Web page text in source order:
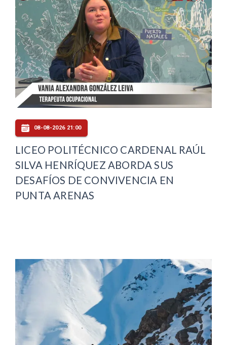
08-08-2026 21:00
LICEO POLITÉCNICO CARDENAL RAÚL
SILVA HENRÍQUEZ ABORDA SUS
DESAFÍOS DE CONVIVENCIA EN
PUNTA ARENAS